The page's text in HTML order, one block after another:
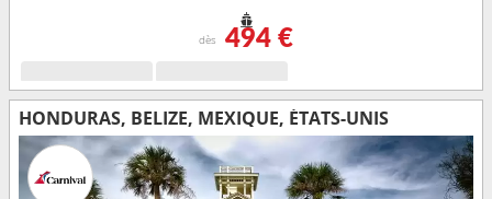
dès 494 €
HONDURAS, BELIZE, MEXIQUE, ÉTATS-UNIS